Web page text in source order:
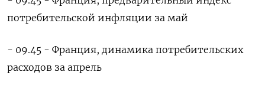
потребительской инфляции за май
- 09.45 - Франция, динамика потребительских
расходов за апрель